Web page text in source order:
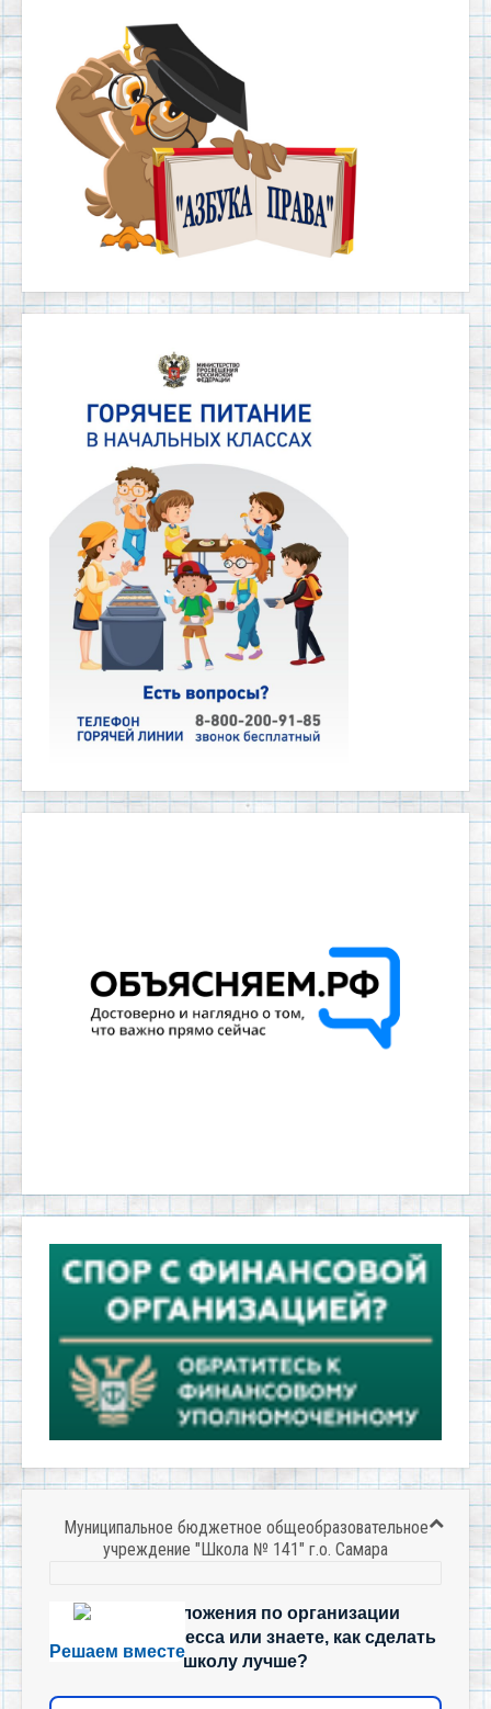
Муниципальное бюджетное общеобразовательное
учреждение "Школа № 141" г.о. Самара
Решаем вместе
Есть предложения по организации
учебного процесса или знаете, как сделать
школу лучше?